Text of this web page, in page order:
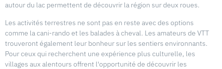
autour du lac permettent de découvrir la région sur deux roues.
Les activités terrestres ne sont pas en reste avec des options
comme la cani-rando et les balades à cheval. Les amateurs de VTT
trouveront également leur bonheur sur les sentiers environnants.
Pour ceux qui recherchent une expérience plus culturelle, les
villages aux alentours offrent l'opportunité de découvrir les